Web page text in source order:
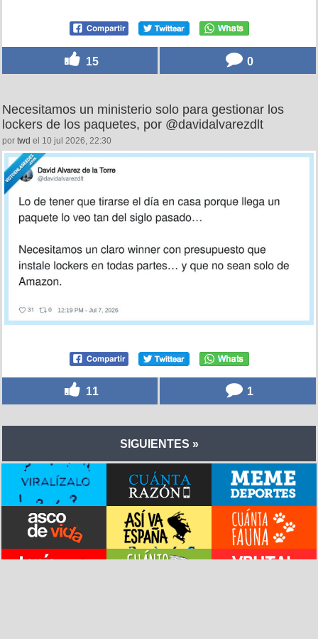
15 0
Necesitamos un ministerio solo para gestionar los
lockers de los paquetes, por @davidalvarezdlt
por twd el 10 jul 2026, 22:30
11 1
SIGUIENTES »